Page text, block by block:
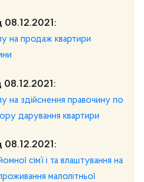
08.12.2021:
на продаж квартири
08.12.2021:
на здійснення правочину по
дарування квартири
08.12.2021:
сім’ї і та влаштування на
малолітньої